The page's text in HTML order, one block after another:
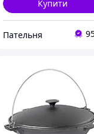
Купити
Пательня